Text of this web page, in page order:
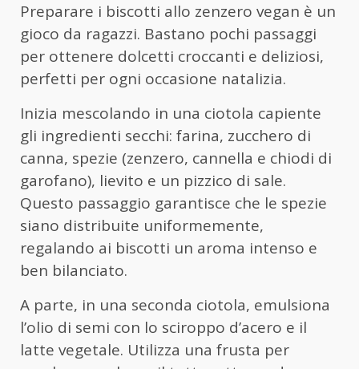
Preparare i biscotti allo zenzero vegan è un
gioco da ragazzi. Bastano pochi passaggi
per ottenere dolcetti croccanti e deliziosi,
perfetti per ogni occasione natalizia.
Inizia mescolando in una ciotola capiente
gli ingredienti secchi: farina, zucchero di
canna, spezie (zenzero, cannella e chiodi di
garofano), lievito e un pizzico di sale.
Questo passaggio garantisce che le spezie
siano distribuite uniformemente,
regalando ai biscotti un aroma intenso e
ben bilanciato.
A parte, in una seconda ciotola, emulsiona
l’olio di semi con lo sciroppo d’acero e il
latte vegetale. Utilizza una frusta per